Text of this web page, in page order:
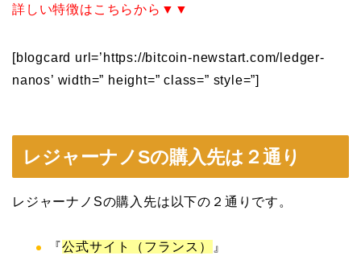
詳しい特徴はこちらから▼▼
[blogcard url=’https://bitcoin-newstart.com/ledger-
nanos’ width=” height=” class=” style=”]
レジャーナノSの購入先は２通り
レジャーナノSの購入先は以下の２通りです。
『公式サイト（フランス）
』